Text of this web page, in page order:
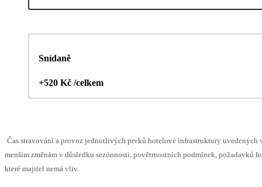
Snídaně
+520 Kč /celkem
Čas stravování a provoz jednotlivých prvků hotelové infrastruktury uvedených
menším změnám v důsledku sezónnosti, povětrnostních podmínek, požadavků
které majitel nemá vliv.